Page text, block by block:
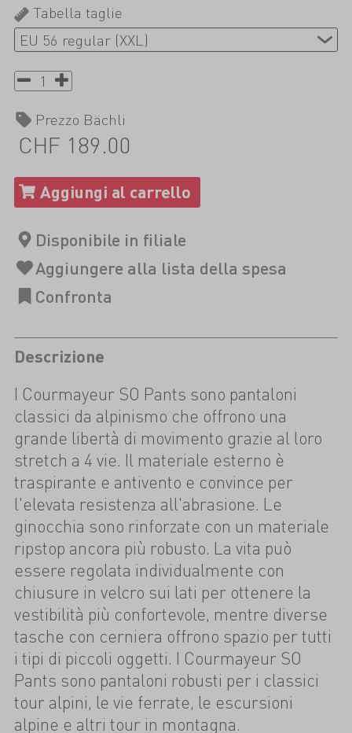
Tabella taglie
Prezzo Bächli
CHF 189.00
Descrizione
I Courmayeur SO Pants sono pantaloni
classici da alpinismo che offrono una
grande libertà di movimento grazie al loro
stretch a 4 vie. Il materiale esterno è
traspirante e antivento e convince per
l'elevata resistenza all'abrasione. Le
ginocchia sono rinforzate con un materiale
ripstop ancora più robusto. La vita può
essere regolata individualmente con
chiusure in velcro sui lati per ottenere la
vestibilità più confortevole, mentre diverse
tasche con cerniera offrono spazio per tutti
i tipi di piccoli oggetti. I Courmayeur SO
Pants sono pantaloni robusti per i classici
tour alpini, le vie ferrate, le escursioni
alpine e altri tour in montagna.